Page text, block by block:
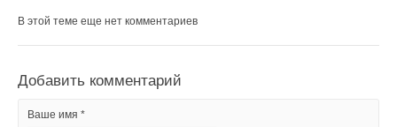
В этой теме еще нет комментариев
Добавить комментарий
Ваше имя *